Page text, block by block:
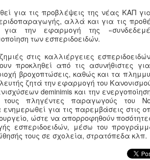
για τις προβλέψεις της νέας ΚΑΠ
αλλά και για τις
για την εφαρμογή της
των εσπεριδοειδών.
στις καλλιέργειες
προκληθεί από τις ασυνήθιστες
βροχοπτώσεις, καθώς και τα
ζητά την εφαρμογή του
deminimis και την
τους πληγέντες παραγωγούς του
για τις παρεμβάσεις στις
ώστε να απορροφηθούν
εσπεριδοειδών, μέσω του
τους σε σχολεία, στρατόπεδα κλπ.